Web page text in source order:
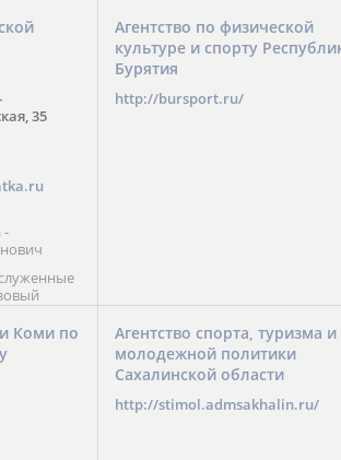
35
-
(2002) В.
Лейк-
Агентство по физической
культуре и спорту
Бурятия
http://bursport.ru/
Коми по
Агентство спорта, туризма и
молодежной политики
Сахалинской области
http://stimol.admsakhalin.ru/